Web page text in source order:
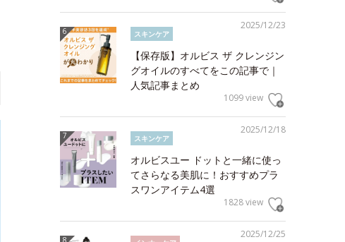
2025/12/23
スキンケア
【保存版】オルビス ザ クレンジン
グオイルのすべてをこの記事で｜
人気記事まとめ
1099 view
2025/12/18
スキンケア
オルビスユー ドットと一緒に使っ
てさらなる美肌に！おすすめプラ
スワンアイテム4選
1828 view
2025/12/25